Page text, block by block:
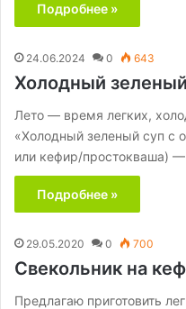
Подробнее »
24.06.2024 0 643
Холодный
Лето — время легких,
«Холодный зеленый суп с
или кефир/простокваша)
Подробнее »
29.05.2020 0 700
Свекольник на
Предлагаю приготовить